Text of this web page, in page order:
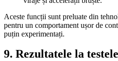
Aceste funcții sunt preluate din
pentru un comportament ușor de
puțin experimentați.
9. Rezultatele la